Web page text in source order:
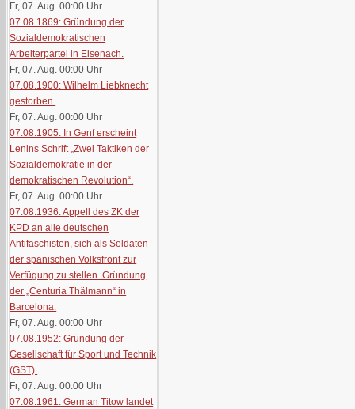
Fr, 07. Aug. 00:00 Uhr
07.08.1869: Gründung der
Sozialdemokratischen
Arbeiterpartei in Eisenach.
Fr, 07. Aug. 00:00 Uhr
07.08.1900: Wilhelm Liebknecht
gestorben.
Fr, 07. Aug. 00:00 Uhr
07.08.1905: In Genf erscheint
Lenins Schrift „Zwei Taktiken der
Sozialdemokratie in der
demokratischen Revolution“.
Fr, 07. Aug. 00:00 Uhr
07.08.1936: Appell des ZK der
KPD an alle deutschen
Antifaschisten, sich als Soldaten
der spanischen Volksfront zur
Verfügung zu stellen. Gründung
der „Centuria Thälmann“ in
Barcelona.
Fr, 07. Aug. 00:00 Uhr
07.08.1952: Gründung der
Gesellschaft für Sport und Technik
(GST).
Fr, 07. Aug. 00:00 Uhr
07.08.1961: German Titow landet